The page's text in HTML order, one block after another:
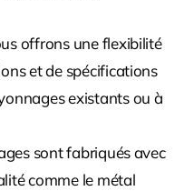
offrons une flexibilité
et de spécifications
existants ou à
sont fabriqués avec
comme le métal